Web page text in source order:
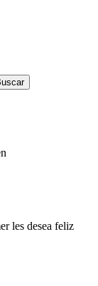
les desea feliz